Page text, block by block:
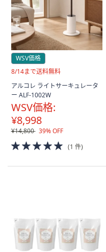
WSV価格
送
無
8/14まで送料無料
アルコレ ライトサーキュレータ
ー ALF-1002W
WSV価格:
¥8,998
¥14,800 39% OFF
5.0
of
(1 件)